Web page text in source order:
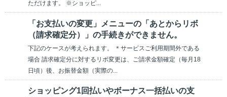
ただけます。 ※ショッピ...
「お支払いの変更」メニューの「あとからリボ
（請求確定分）」の手続きができません。
下記のケースが考えられます。 ＊サービスご利用期間外である
場合 請求確定分に対するリボ変更は、ご請求金額確定（毎月18
日頃）後、お振替金額（実際の...
ショッピング1回払いやボーナス一括払いの支